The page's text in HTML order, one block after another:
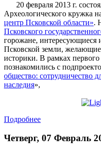
20 февраля 2013 г.
Археологического кружка
центр Псковской области».
Псковского
горожане, интересующиеся
Псковской земли, желающие
историки. В рамках первого
познакомились с
общество: сотрудничество
наследия»,
Подробнее
Четверг, 07 Февраль